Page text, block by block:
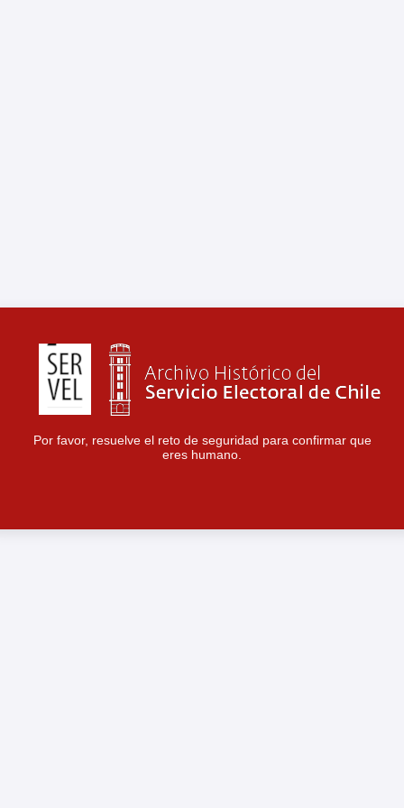
Por favor, resuelve el reto de seguridad para confirmar que
eres humano.